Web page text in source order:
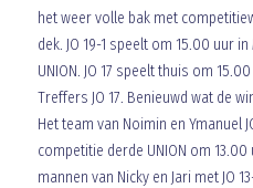
het weer volle bak met
dek. JO 19-1 speelt om 15.00 uur
UNION. JO 17 speelt thuis om
Treffers JO 17. Benieuwd wat de
Het team van Noimin en Ymanuel
competitie derde UNION om 13.00
mannen van Nicky en Jari met JO